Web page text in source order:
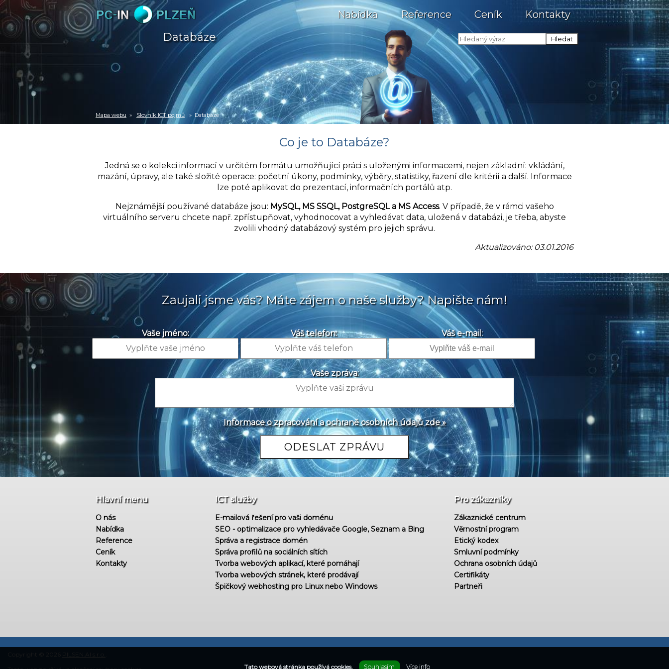
Nabídka Reference Ceník Kontakty
Databáze
Mapa webu » Slovník ICT pojmů » Databáze
Co je to Databáze?
Jedná se o kolekci informací v určitém formátu umožňující práci s uloženými informacemi, nejen základní: vkládání,
mazání, úpravy, ale také složité operace: početní úkony, podmínky, výběry, statistiky, řazení dle kritérií a další. Informace
lze poté aplikovat do prezentací, informačních portálů atp.
Nejznámější používané databáze jsou: MySQL, MS SSQL, PostgreSQL a MS Access. V případě, že v rámci vašeho
virtuálního serveru chcete např. zpřístupňovat, vyhodnocovat a vyhledávat data, uložená v databázi, je třeba, abyste
zvolili vhodný databázový systém pro jejich správu.
Aktualizováno: 03.01.2016
Zaujali jsme vás? Máte zájem o naše služby? Napište nám!
Vaše jméno: Váš telefon: Váš e-mail:
Vaše zpráva:
Informace o zpracování a ochraně osobních údajů zde »
Hlavní menu
O nás
Nabídka
Reference
Ceník
Kontakty
ICT služby
E-mailová řešení pro vaši doménu
SEO - optimalizace pro vyhledávače Google, Seznam a Bing
Správa a registrace domén
Správa profilů na sociálních sítích
Tvorba webových aplikací, které pomáhají
Tvorba webových stránek, které prodávají
Špičkový webhosting pro Linux nebo Windows
Pro zákazníky
Zákaznické centrum
Věrnostní program
Etický kodex
Smluvní podmínky
Ochrana osobních údajů
Certifikáty
Partneři
Tato webová stránka používá cookies. Souhlasím Více info